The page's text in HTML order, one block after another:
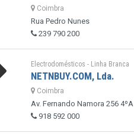
Coimbra
Rua Pedro Nunes
239 790 200
Electrodomésticos - Linha Branca
NETNBUY.COM, Lda.
Coimbra
Av. Fernando Namora 256 4ºA
918 592 000